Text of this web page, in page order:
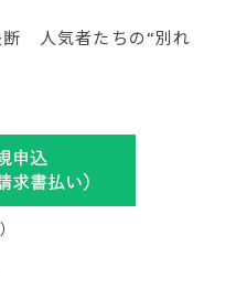
断 人気者たちの“別れ